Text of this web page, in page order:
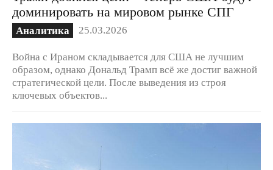
доминировать на мировом рынке СПГ
Аналитика 25.03.2026
Война с Ираном складывается для США не лучшим
образом, однако Дональд Трамп всё же достиг важной
стратегической цели. После выведения из строя
ключевых объектов...